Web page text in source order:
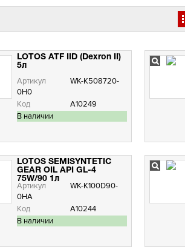
LOTOS ATF IID (Dexron II)
5л
Артикул
WK-K508720-
0H0
Код
А10249
В наличии
LOTOS SEMISYNTETIC
GEAR OIL API GL-4
75W/90 1л
Артикул
WK-K100D90-
0HA
Код
А10244
В наличии